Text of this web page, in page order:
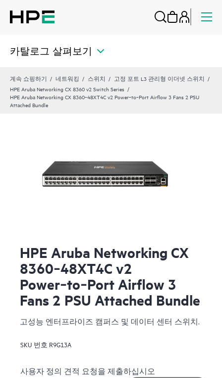
카탈로그 살펴보기
계속 쇼핑하기 네트워킹 스위치
고정 포트 L3 관리형 이더넷 스위치
HPE Aruba Networking CX 8360 v2 Switch Series
HPE Aruba Networking CX 8360‑48XT4C v2 Power‑to‑Port Airflow 3 Fans 2 PSU
Attached Bundle
HPE Aruba Networking CX
8360‑48XT4C v2
Power‑to‑Port Airflow 3
Fans 2 PSU Attached Bundle
고성능 엔터프라이즈 캠퍼스 및 데이터 센터 스위치.
SKU 번호 R9G13A
사용자 정의 견적 요청을 제출하십시오